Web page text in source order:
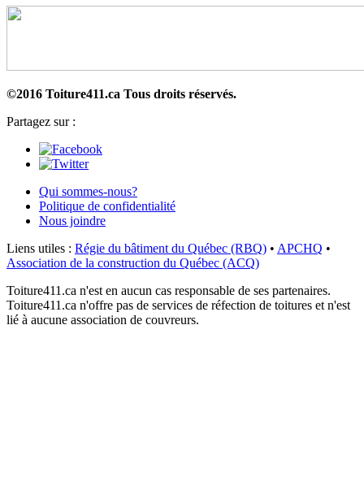
©2016 Toiture411.ca Tous droits réservés.
Partagez sur :
Qui sommes-nous?
Politique de confidentialité
Nous joindre
Liens utiles : Régie du bâtiment du Québec (RBQ) • APCHQ •
Association de la construction du Québec (ACQ)
Toiture411.ca n'est en aucun cas responsable de ses partenaires.
Toiture411.ca n'offre pas de services de réfection de toitures et n'est
lié à aucune association de couvreurs.